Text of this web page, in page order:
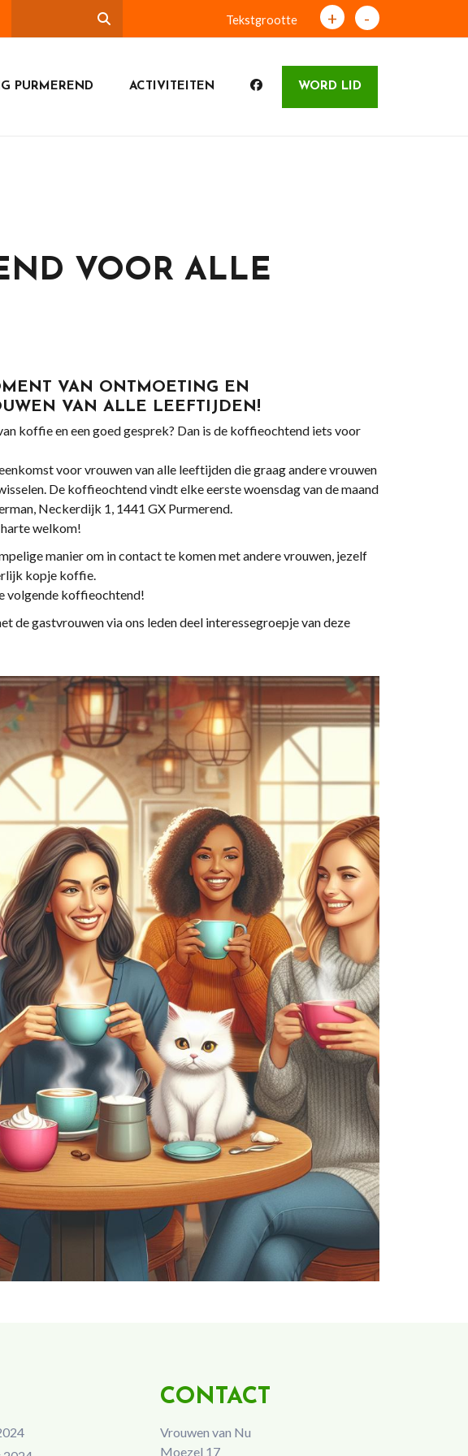
Tekstgrootte + -
PURMEREND ACTIVITEITEN WORD LID
VOOR ALLE
VAN ONTMOETING EN
VAN ALLE LEEFTIJDEN!
koffie en een goed gesprek? Dan is de koffieochtend iets voor
voor vrouwen van alle leeftijden die graag andere vrouwen
De koffieochtend vindt elke eerste woensdag van de maand
Neckerdijk 1, 1441 GX Purmerend.
harte welkom!
manier om in contact te komen met andere vrouwen, jezelf
kopje koffie.
volgende koffieochtend!
de gastvrouwen via ons leden deel interessegroepje van deze
CONTACT
Vrouwen van Nu
Moezel 17